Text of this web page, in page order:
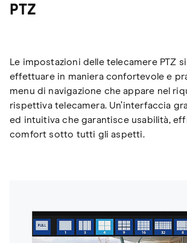
PTZ
Le impostazioni delle telecamere PTZ
effettuare in maniera confortevole e
menu di navigazione che appare nel
rispettiva telecamera. Un’interfaccia
ed intuitiva che garantisce usabilità,
comfort sotto tutti gli aspetti.